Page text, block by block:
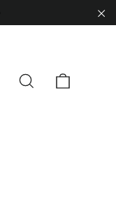
EinloggenSuche